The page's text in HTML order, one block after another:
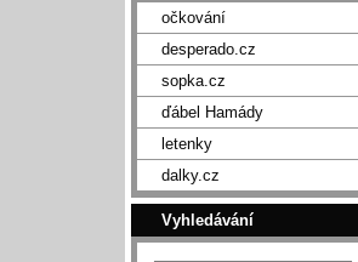
očkování
desperado.cz
sopka.cz
ďábel Hamády
letenky
dalky.cz
Vyhledávání